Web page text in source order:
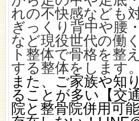
れの不快感なども
ぎっくり背中や腰
など現役世代の働
ト整体で骨格を整
する整体をします。
また、ご家族や知
ることが多い【交
院と整骨院併用可